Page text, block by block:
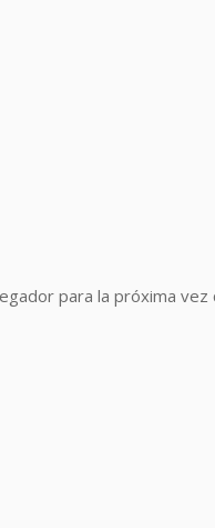
para la próxima vez